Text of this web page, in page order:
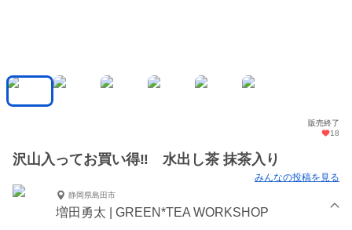
販売終了
18
沢山入ってお買い得‼︎ 水出し茶 抹茶入り
みんなの投稿を見る
静岡県島田市
増田勇太 | GREEN*TEA WORKSHOP